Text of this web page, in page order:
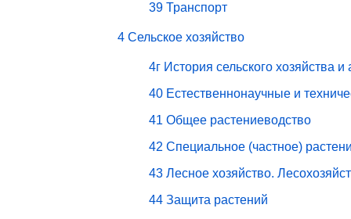
39 Транспорт
4 Сельское хозяйство
4г История сельского хозяйства
40 Естественнонаучные и
41 Общее растениеводство
42 Специальное (частное)
43 Лесное хозяйство.
44 Защита растений